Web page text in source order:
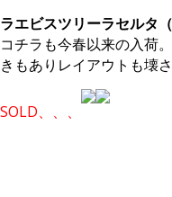
ラエビスツリーラセルタ
コチラも今春以来の入荷
きもありレイアウトも壊
SOLD、、、